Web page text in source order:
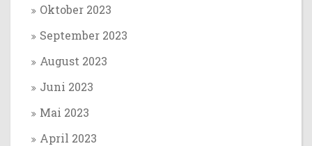
Oktober 2023
September 2023
August 2023
Juni 2023
Mai 2023
April 2023